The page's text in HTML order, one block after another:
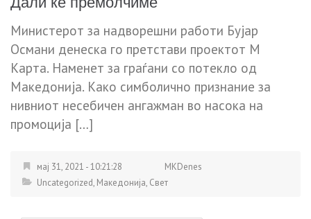
Министерот за надворешни работи Бујар
Османи денеска го претстави проектот М
Карта. Наменет за граѓани со потекло од
Македонија. Како симболично признание за
нивниот несебичен ангажман во насока на
промоција […]
мај 31, 2021 - 10:21:28
MKDenes
Uncategorized, Македонија, Свет